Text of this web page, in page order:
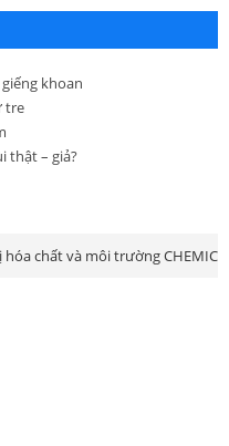
khoan
tre
thật – giả?
chất và môi trường CHEMIC